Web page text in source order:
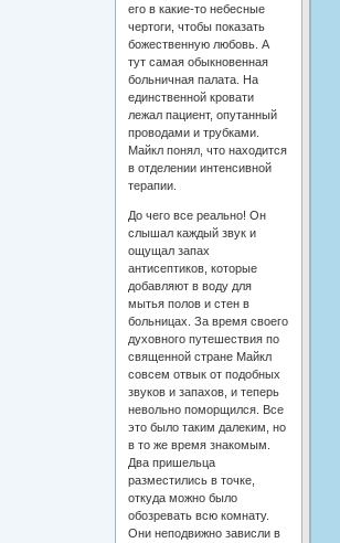
его в какие-то небесные
чертоги, чтобы показать
божественную любовь. А
тут самая обыкновенная
больничная палата. На
единственной кровати
лежал пациент, опутанный
проводами и трубками.
Майкл понял, что находится
в отделении интенсивной
терапии.
До чего все реально! Он
слышал каждый звук и
ощущал запах
антисептиков, которые
добавляют в воду для
мытья полов и стен в
больницах. За время своего
духовного путешествия по
священной стране Майкл
совсем отвык от подобных
звуков и запахов, и теперь
невольно поморщился. Все
это было таким далеким, но
в то же время знакомым.
Два пришельца
разместились в точке,
откуда можно было
обозревать всю комнату.
Они неподвижно зависли в